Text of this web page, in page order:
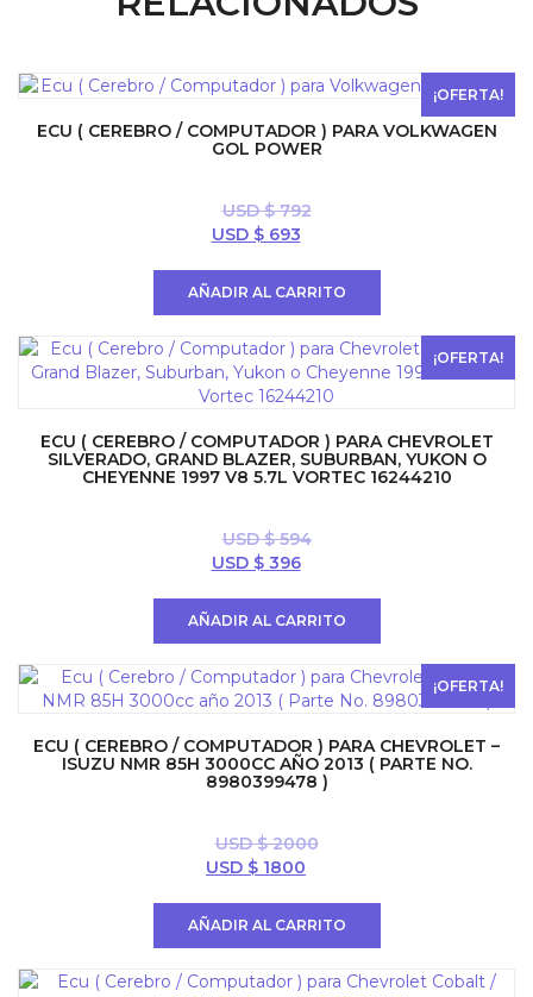
¡OFERTA!
ECU ( CEREBRO / COMPUTADOR ) PARA VOLKWAGEN
GOL POWER
USD $792
El
$ 792.
USD $693El
$ 693.
AÑADIR AL CARRITO
¡OFERTA!
ECU ( CEREBRO / COMPUTADOR ) PARA CHEVROLET
SILVERADO, GRAND BLAZER, SUBURBAN, YUKON O
CHEYENNE 1997 V8 5.7L VORTEC 16244210
USD $594
El
era:
$ 594.
USD $396El
es:
$ 396.
AÑADIR AL CARRITO
¡OFERTA!
ECU ( CEREBRO / COMPUTADOR ) PARA CHEVROLET –
ISUZU NMR 85H 3000CC AÑO 2013 ( PARTE NO.
8980399478 )
USD $2000
El
original
era:
$ 2000.
USD $ 1800
es:
$ 1800.
AÑADIR AL CARRITO